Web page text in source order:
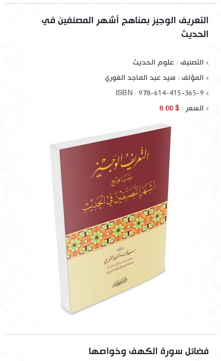
التعريف الوجيز بمناهج أشهر المصنفين في
الحديث
التصنيف : علوم الحديث
المؤلف : سيد عبد الماجد الغوري
ISBN : 978-614-415-365-9
السعر : $ 8.00
فضائل سورة الكهف وخواصها